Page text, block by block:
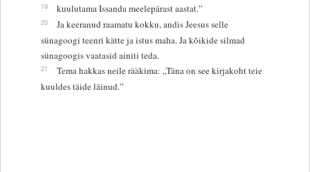
19 kuulutama Issanda meelepärast aastat.”
20
Ja keeranud raamatu kokku, andis Jeesus selle
sünagoogi teenri kätte ja istus maha. Ja kõikide silmad
sünagoogis vaatasid ainiti teda.
21
Tema hakkas neile rääkima: „Täna on see kirjakoht teie
kuuldes täide läinud.”